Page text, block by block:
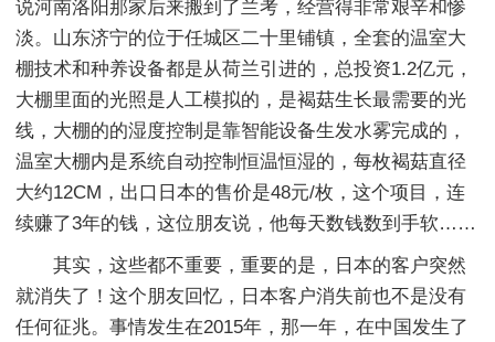
说河南洛阳那家后来搬到了兰考，经营得非常艰辛和惨
淡。山东济宁的位于任城区二十里铺镇，全套的温室大
棚技术和种养设备都是从荷兰引进的，总投资1.2亿元，
大棚里面的光照是人工模拟的，是褐菇生长最需要的光
线，大棚的的湿度控制是靠智能设备生发水雾完成的，
温室大棚内是系统自动控制恒温恒湿的，每枚褐菇直径
大约12CM，出口日本的售价是48元/枚，这个项目，连
续赚了3年的钱，这位朋友说，他每天数钱数到手软……
其实，这些都不重要，重要的是，日本的客户突然
就消失了！这个朋友回忆，日本客户消失前也不是没有
任何征兆。事情发生在2015年，那一年，在中国发生了